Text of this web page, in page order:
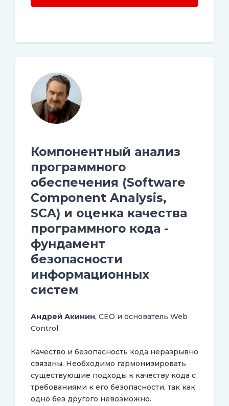
Компонентный анализ
программного
обеспечения (Software
Component Analysis,
SCA) и оценка качества
программного кода -
фундамент
безопасности
информационных
систем
Андрей Акинин, CEO и основатель Web
Control
Качество и безопасность кода неразрывно
связаны. Необходимо гармонизировать
существующие подходы к качеству кода с
требованиями к его безопасности, так как
одно без другого невозможно.